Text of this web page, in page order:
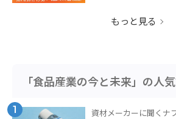
もっと見る
「食品産業の今と未来」の人
1
資材メーカーに聞くナ